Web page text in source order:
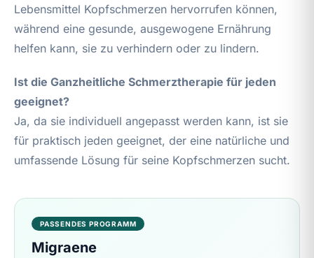
Lebensmittel Kopfschmerzen hervorrufen können,
während eine gesunde, ausgewogene Ernährung
helfen kann, sie zu verhindern oder zu lindern.
Ist die Ganzheitliche Schmerztherapie für jeden
geeignet?
Ja, da sie individuell angepasst werden kann, ist sie
für praktisch jeden geeignet, der eine natürliche und
umfassende Lösung für seine Kopfschmerzen sucht.
PASSENDES PROGRAMM
Migraene